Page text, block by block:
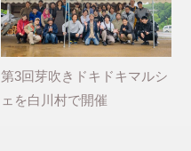
第3回芽吹きドキドキマルシ
ェを白川村で開催